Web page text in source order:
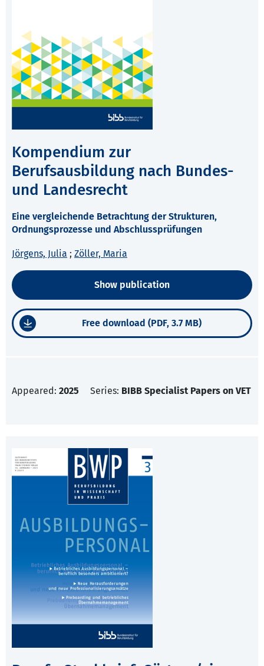
Kompendium zur
Berufsausbildung nach Bundes-
und Landesrecht
Eine vergleichende Betrachtung der Strukturen,
Ordnungsprozesse und Abschlussprüfungen
Jörgens, Julia ; Zöller, Maria
Show publication
Free download (PDF, 3.7 MB)
Appeared: 2025 Series: BIBB Specialist Papers on VET